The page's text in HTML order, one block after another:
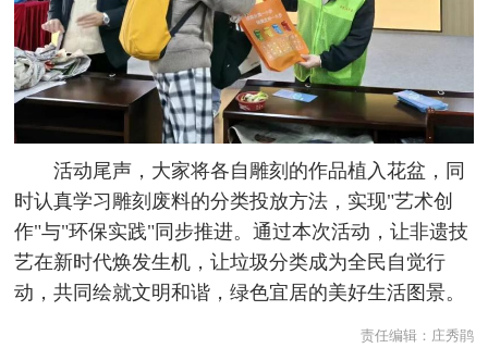
活动尾声，大家将各自雕刻的作品植入花盆，同
时认真学习雕刻废料的分类投放方法，实现"艺术创
作"与"环保实践"同步推进。通过本次活动，让非遗技
艺在新时代焕发生机，让垃圾分类成为全民自觉行
动，共同绘就文明和谐，绿色宜居的美好生活图景。
责任编辑： 庄秀鹃